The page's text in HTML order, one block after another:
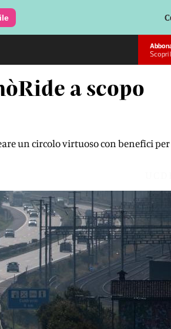
Scopri
a scopo
un circolo virtuoso con benefici